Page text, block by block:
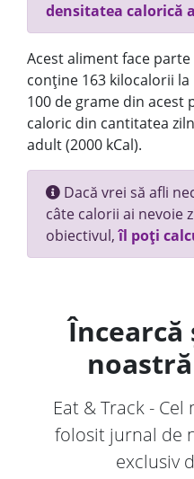
densitatea calorică
Acest aliment face
conține 163 kilocalorii
100 de grame din
caloric din cantitatea
adult (2000 kCal).
Dacă vrei să afli
câte calorii ai nevoie
obiectivul,îl poți
Încearcă
Eat & Track -
folosit jurnal de
exclusiv